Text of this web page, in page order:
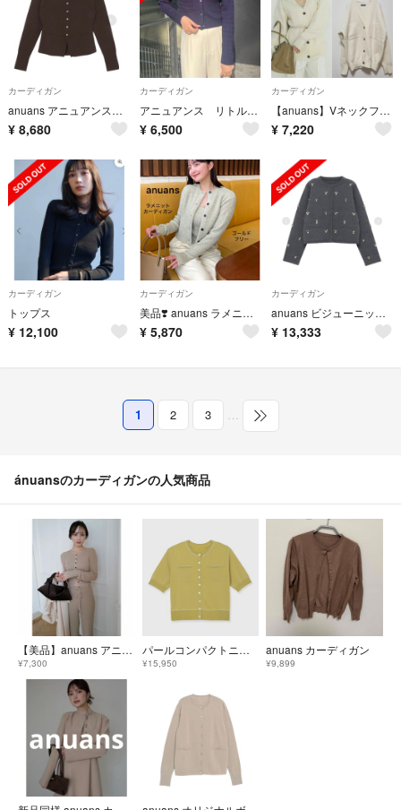
カーディガン
anuans アニュアンス ペプラム カーディガン ブラウン
¥ 8,680
カーディガン
アニュアンス リトルケーブルニットカーディガン ネイビー
¥ 6,500
カーディガン
【anuans】Vネックフォルムカーディガン
¥ 7,220
カーディガン
トップス
¥ 12,100
カーディガン
美品❣️ anuans ラメニットカーディガン ゴールド ショート フリー
¥ 5,870
カーディガン
anuans ビジューニットジャケット
¥ 13,333
1 2 3 …
ánuansのカーディガンの人気商品
【美品】anuans アニュアンス リュクスビスコースリブニットカーディガン
¥7,300
パールコンパクトニットカーディガン
¥15,950
anuans カーディガン
¥9,899